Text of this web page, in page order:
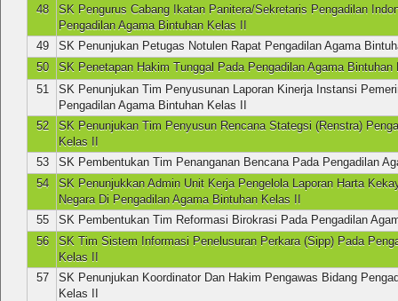
48
SK Pengurus Cabang Ikatan Panitera/Sekretaris Pengadilan
Pengadilan Agama Bintuhan Kelas II
49
SK Penunjukan Petugas Notulen Rapat Pengadilan Agama
50
SK Penetapan Hakim Tunggal Pada Pengadilan Agama Bintuhan
51
SK Penunjukan Tim Penyusunan Laporan Kinerja Instansi
Pengadilan Agama Bintuhan Kelas II
52
SK Penunjukan Tim Penyusun Rencana Stategsi (Renstra)
Kelas II
53
SK Pembentukan Tim Penanganan Bencana Pada Pengadilan
54
SK Penunjukkan Admin Unit Kerja Pengelola Laporan Harta
Negara Di Pengadilan Agama Bintuhan Kelas II
55
SK Pembentukan Tim Reformasi Birokrasi Pada Pengadilan
56
SK Tim Sistem Informasi Penelusuran Perkara (Sipp) Pada
Kelas II
57
SK Penunjukan Koordinator Dan Hakim Pengawas Bidang
Kelas II